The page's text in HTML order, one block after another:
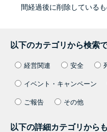
間経過後に削除しているも
以下のカテゴリから検索
経営関連 安全
イベント・キャンペーン
ご報告 その他
以下の詳細カテゴリから